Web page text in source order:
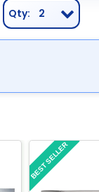
Qty: 2
BEST SELLER